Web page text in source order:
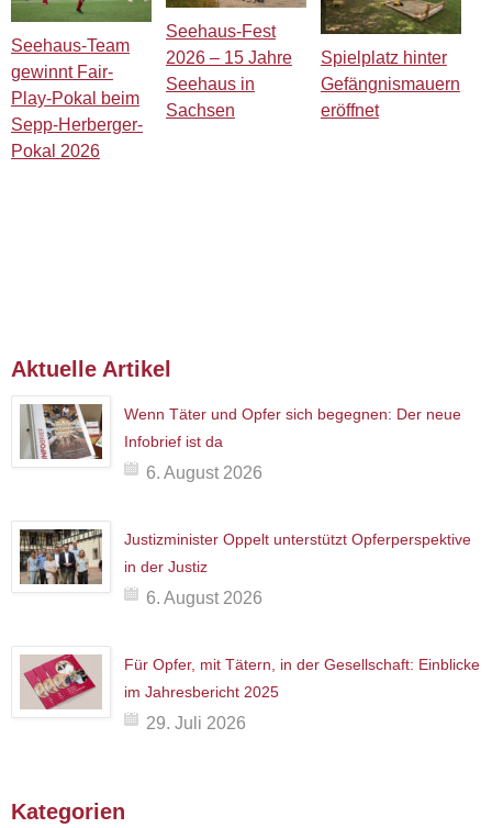
Seehaus-Team
gewinnt Fair-
Play-Pokal beim
Sepp-Herberger-
Pokal 2026
Seehaus-Fest
2026 – 15 Jahre
Seehaus in
Sachsen
Spielplatz hinter
Gefängnismauern
eröffnet
Aktuelle Artikel
Wenn Täter und Opfer sich begegnen: Der neue
Infobrief ist da
6. August 2026
Justizminister Oppelt unterstützt Opferperspektive
in der Justiz
6. August 2026
Für Opfer, mit Tätern, in der Gesellschaft: Einblicke
im Jahresbericht 2025
29. Juli 2026
Kategorien